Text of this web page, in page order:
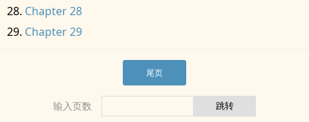
Chapter 28
Chapter 29
尾页
输入页数